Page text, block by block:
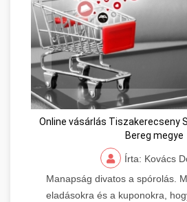
Online vásárlás Tiszakerecseny
Bereg megye
Írta: Kovács
Manapság divatos a spórolás.
eladásokra és a kuponokra,